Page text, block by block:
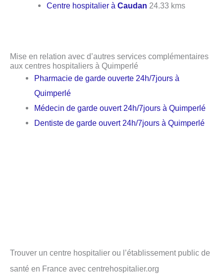
Centre hospitalier àCaudan 24.33 kms
Mise en relation avec d’autres services complémentaires
aux centres hospitaliers à Quimperlé
Pharmacie de garde ouverte 24h/7jours à
Quimperlé
Médecin de garde ouvert 24h/7jours à Quimperlé
Dentiste de garde ouvert 24h/7jours à Quimperlé
Trouver un centre hospitalier ou l’établissement public de
santé en France avec centrehospitalier.org